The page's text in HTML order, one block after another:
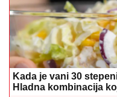
Kada je vani 30
Hladna kombinacija